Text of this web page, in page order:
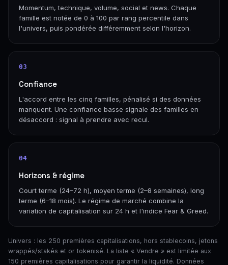
Momentum, technique, volume, social et news. Chaque
famille est notée de 0 à 100 par rang percentile dans
l'univers, puis pondérée différemment selon l'horizon.
03
Confiance
L'accord entre les cinq familles, pénalisé si des données
manquent. Une confiance basse signale des familles en
désaccord : signal à prendre avec recul.
04
Horizons & régime
Court terme (24–72 h), moyen terme (2–8 semaines), long
terme (6–18 mois). Le régime de marché combine la
variation de capitalisation sur 24 h et l'indice Fear & Greed.
Univers : les 250 premières capitalisations, hors stablecoins, jetons
wrappés/stakés et or tokenisé. La liste « Vendre » est limitée aux
150 premières capitalisations pour garantir la liquidité. Données